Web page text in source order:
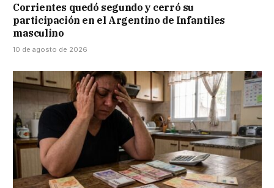
Corrientes quedó segundo y cerró su
participación en el Argentino de Infantiles
masculino
10 de agosto de 2026